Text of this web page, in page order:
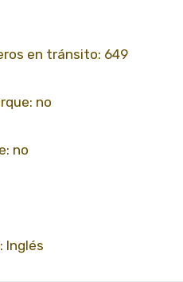
en tránsito: 649
no
no
Inglés